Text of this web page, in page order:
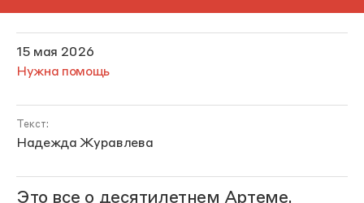
15 мая 2026
Нужна помощь
Текст:
Надежда Журавлева
Это все о десятилетнем Артеме.